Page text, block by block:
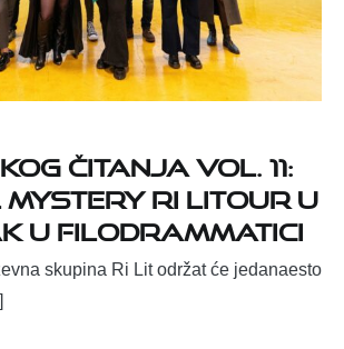
čitanja vol. 11:
Ri LiTOUR u
u Filodrammatici
skupina Ri Lit održat će jedanaesto